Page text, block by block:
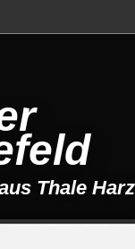
Thale Harz